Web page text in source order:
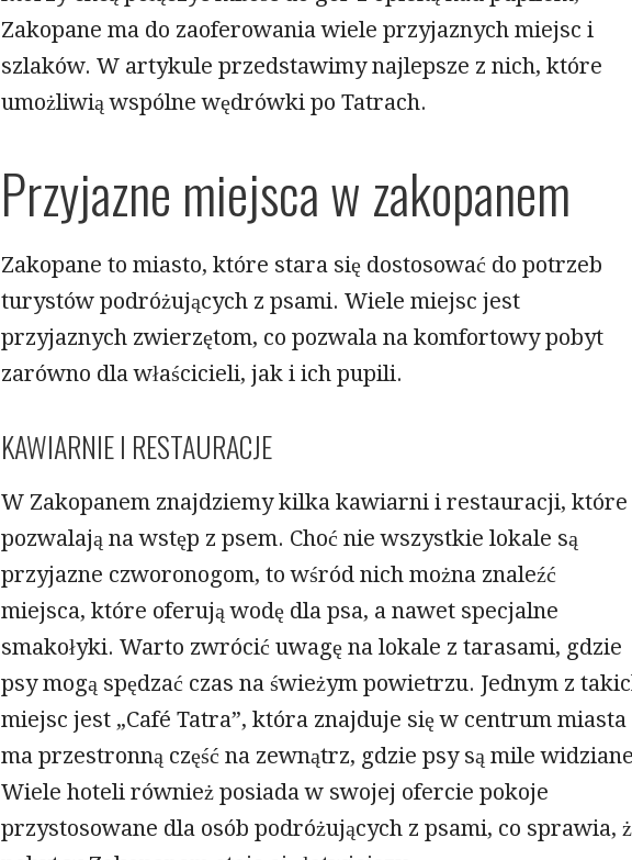
Zakopane ma do zaoferowania wiele przyjaznych miejsc i
szlaków. W artykule przedstawimy najlepsze z nich, które
umożliwią wspólne wędrówki po Tatrach.
Przyjazne miejsca w zakopanem
Zakopane to miasto, które stara się dostosować do potrzeb
turystów podróżujących z psami. Wiele miejsc jest
przyjaznych zwierzętom, co pozwala na komfortowy pobyt
zarówno dla właścicieli, jak i ich pupili.
KAWIARNIE I RESTAURACJE
W Zakopanem znajdziemy kilka kawiarni i restauracji, które
pozwalają na wstęp z psem. Choć nie wszystkie lokale są
przyjazne czworonogom, to wśród nich można znaleźć
miejsca, które oferują wodę dla psa, a nawet specjalne
smakołyki. Warto zwrócić uwagę na lokale z tarasami, gdzie
psy mogą spędzać czas na świeżym powietrzu. Jednym z
miejsc jest „Café Tatra”, która znajduje się w centrum miasta
ma przestronną część na zewnątrz, gdzie psy są mile
Wiele hoteli również posiada w swojej ofercie pokoje
przystosowane dla osób podróżujących z psami, co sprawia,